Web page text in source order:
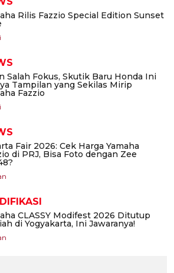
Rilis Fazzio Special Edition Sunset
Salah Fokus, Skutik Baru Honda Ini
Tampilan yang Sekilas Mirip
Fazzio
Fair 2026: Cek Harga Yamaha
di PRJ, Bisa Foto dengan Zee
CLASSY Modifest 2026 Ditutup
di Yogyakarta, Ini Jawaranya!